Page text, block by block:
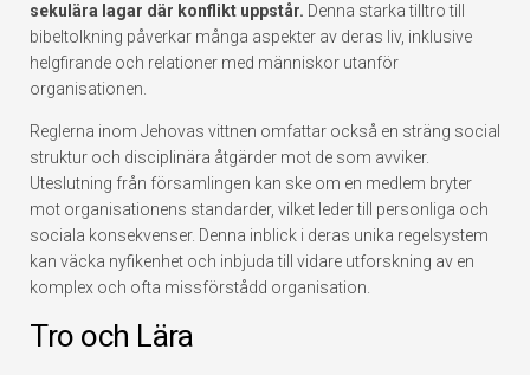
sekulära lagar där konflikt uppstår. Denna starka tilltro till
bibeltolkning påverkar många aspekter av deras liv, inklusive
helgfirande och relationer med människor utanför
organisationen.
Reglerna inom Jehovas vittnen omfattar också en sträng social
struktur och disciplinära åtgärder mot de som avviker.
Uteslutning från församlingen kan ske om en medlem bryter
mot organisationens standarder, vilket leder till personliga och
sociala konsekvenser. Denna inblick i deras unika regelsystem
kan väcka nyfikenhet och inbjuda till vidare utforskning av en
komplex och ofta missförstådd organisation.
Tro och Lära